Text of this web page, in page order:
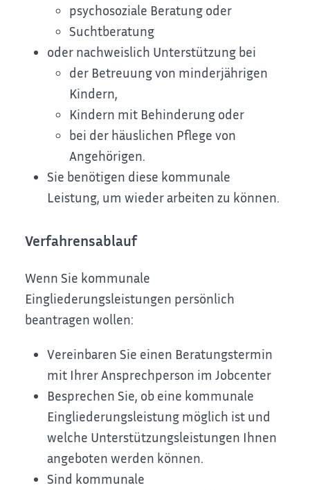
psychosoziale Beratung oder
Suchtberatung
oder nachweislich Unterstützung bei
der Betreuung von minderjährigen
Kindern,
Kindern mit Behinderung oder
bei der häuslichen Pflege von
Angehörigen.
Sie benötigen diese kommunale
Leistung, um wieder arbeiten zu können.
Verfahrensablauf
Wenn Sie kommunale
Eingliederungsleistungen persönlich
beantragen wollen:
Vereinbaren Sie einen Beratungstermin
mit Ihrer Ansprechperson im Jobcenter
Besprechen Sie, ob eine kommunale
Eingliederungsleistung möglich ist und
welche Unterstützungsleistungen Ihnen
angeboten werden können.
Sind kommunale